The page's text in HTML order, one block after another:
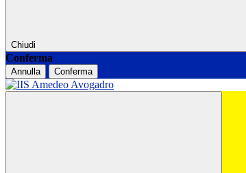
Chiudi
Conferma
Annulla Conferma